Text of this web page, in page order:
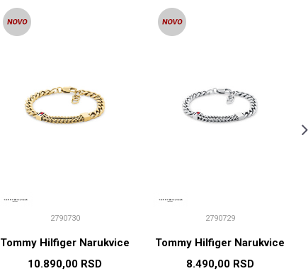
2790730
Tommy Hilfiger Narukvice
10.890,00 RSD
2790729
Tommy Hilfiger Narukvice
8.490,00 RSD